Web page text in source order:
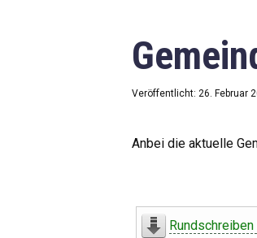
Downloads
ImpressumVeröffentlicht: 26. Februar
Anbei die aktuelle